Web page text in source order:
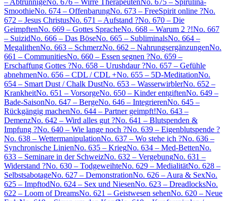
– AbtrünnigeNo. 676 – Wirre TherapeutenNo. 675 – Spirulina-
SmoothieNo. 674 – OffenbarungNo. 673 – FreeSpirit online ?No.
672 – Jesus ChristusNo. 671 – Aufstand ?No. 670 – Die
GeimpftenNo. 669 – Gottes SpracheNo. 668 – Warum 2 ?!No. 667
– SuizidNo. 666 – Das BöseNo. 665 – SubliminalsNo. 664 –
MegalithenNo. 663 – SchmerzNo. 662 – NahrungsergänzungenNo.
661 – CommunitiesNo. 660 – Essen segnen ?No. 659 –
Erschaffung Gottes ?No. 658 – Urushdaur ?No. 657 – Gefühle
abnehmenNo. 656 – CDL / CDL +No. 655 – 5D-MeditationNo.
654 – Smart Dust / Chalk DustNo. 653 – WasserwirblerNo. 652 –
KrankheitNo. 651 – VorsorgeNo. 650 – Kinder entgiftenNo. 649 –
Bade-SaisonNo. 647 – BergeNo. 646 – IntegrierenNo. 645 –
Rückgängig machenNo. 644 – Partner geimpft!No. 643 –
DemenzNo. 642 – Wird alles gut ?No. 641 – Blutspenden &
Impfung ?No. 640 – Wie lange noch ?No. 639 – Eigenblutspende ?
No. 638 – WettermanipulationNo. 637 – Wo stehe ich ?No. 636 –
Synchronische LinienNo. 635 – KriegNo. 634 – Med-BettenNo.
633 – Seminare in der SchweizNo. 632 – VergebungNo. 631 –
Widerstand ?No. 630 – TodgeweihteNo. 629 – MedialitätNo. 628 –
SelbstsabotageNo. 627 – DemonstrationNo. 626 – Aura & SexNo.
625 – ImpftodNo. 624 – Sex und NiesenNo. 623 – DreadlocksNo.
622 – Loom of DreamsNo. 621 – Geistwesen sehenNo. 620 – Neue